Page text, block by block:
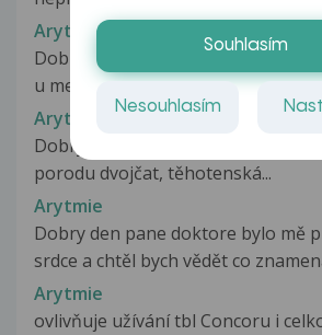
Arytmie
Dobry den, uz asi mesic me trapi
u me vyvolavaji panicke...
Arytmie
Dobrý den, chtěla bych se zeptat,
porodu dvojčat, těhotenská...
Arytmie
Dobry den pane doktore bylo mě
srdce a chtěl bych vědět co
Arytmie
ovlivňuje užívání tbl Concoru i
Souhlasím
Nesouhlasím